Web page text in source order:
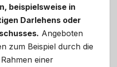
beispielsweise in
Darlehens oder
Angeboten
zum Beispiel durch die
einer